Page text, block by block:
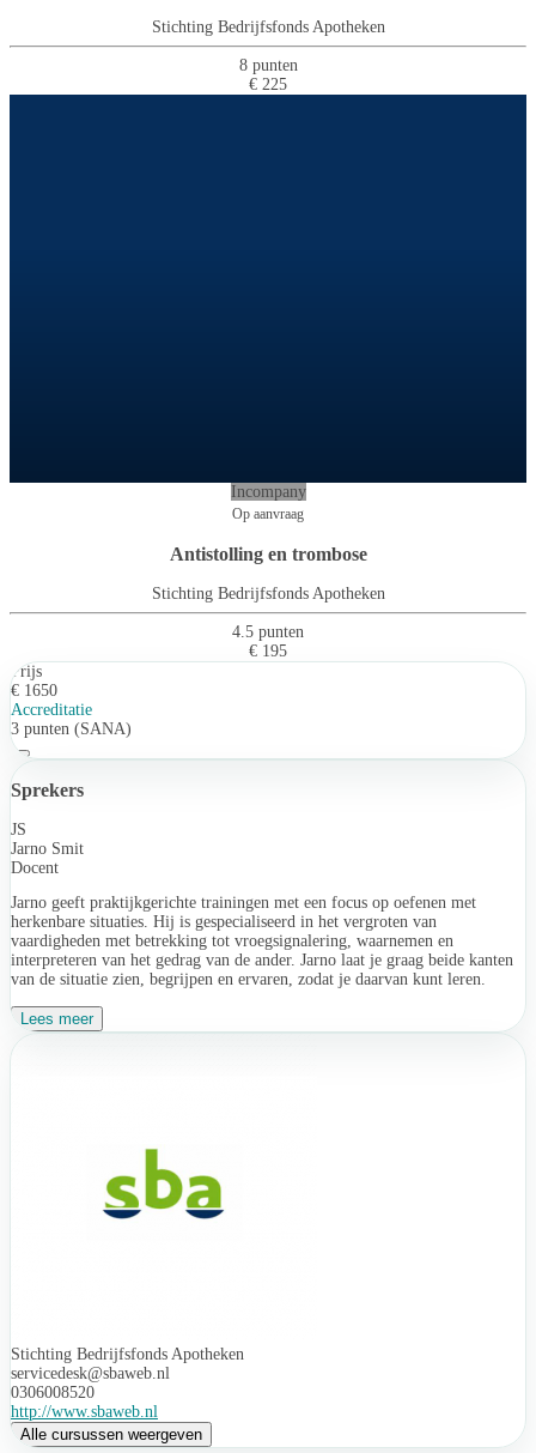
Stichting Bedrijfsfonds Apotheken
8 punten
€ 225
Incompany
Op aanvraag
Antistolling en trombose
Stichting Bedrijfsfonds Apotheken
4.5 punten
€ 195
Prijs
€ 1650
Accreditatie
3 punten (SANA)
Sprekers
JS
Jarno Smit
Docent
Jarno geeft praktijkgerichte trainingen met een focus op oefenen met
herkenbare situaties. Hij is gespecialiseerd in het vergroten van
vaardigheden met betrekking tot vroegsignalering, waarnemen en
interpreteren van het gedrag van de ander. Jarno laat je graag beide kanten
van de situatie zien, begrijpen en ervaren, zodat je daarvan kunt leren.
Lees meer
Stichting Bedrijfsfonds Apotheken
servicedesk@sbaweb.nl
0306008520
http://www.sbaweb.nl
Alle cursussen weergeven